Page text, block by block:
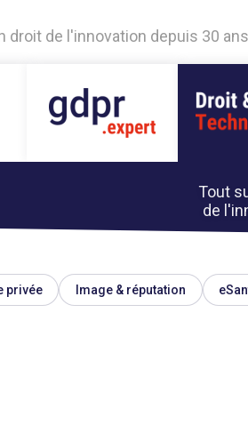
droit de l'innovation depuis 30
Tout
de
privée Image & réputation